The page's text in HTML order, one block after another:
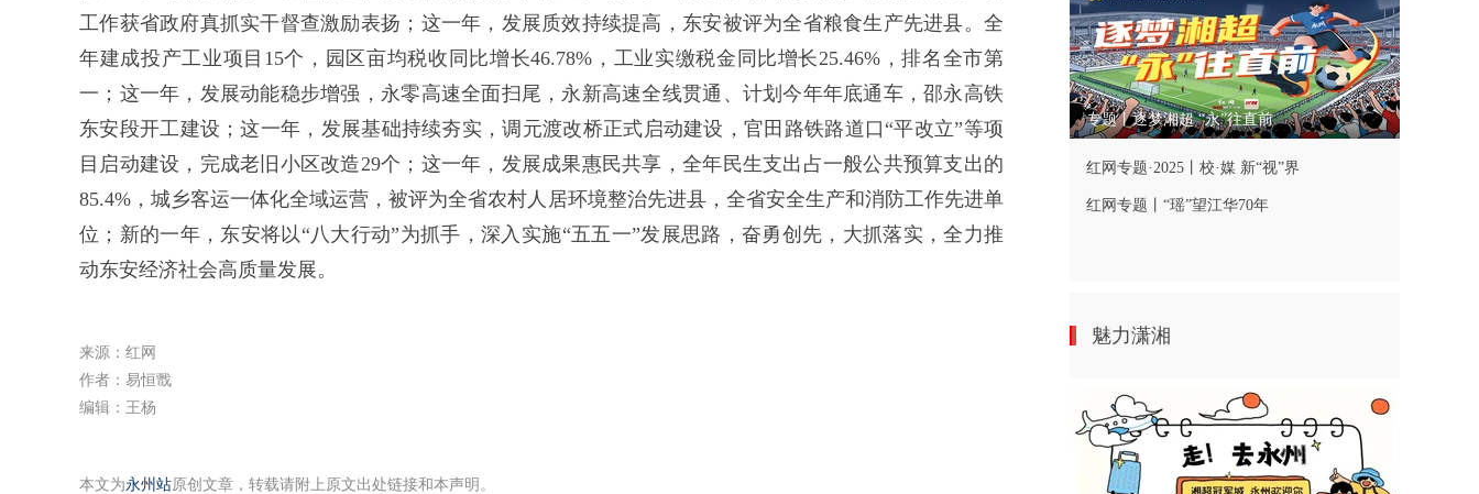
工作获省政府真抓实干督查激励表扬；这一年，发展质效持续提高，东安被评为全省粮食生产先进县。全
年建成投产工业项目15个，园区亩均税收同比增长46.78%，工业实缴税金同比增长25.46%，排名全市第
一；这一年，发展动能稳步增强，永零高速全面扫尾，永新高速全线贯通、计划今年年底通车，邵永高铁
东安段开工建设；这一年，发展基础持续夯实，调元渡改桥正式启动建设，官田路铁路道口“平改立”等项
目启动建设，完成老旧小区改造29个；这一年，发展成果惠民共享，全年民生支出占一般公共预算支出的
85.4%，城乡客运一体化全域运营，被评为全省农村人居环境整治先进县，全省安全生产和消防工作先进单
位；新的一年，东安将以“八大行动”为抓手，深入实施“五五一”发展思路，奋勇创先，大抓落实，全力推
动东安经济社会高质量发展。
来源：红网
作者：易恒戬
编辑：王杨
本文为永州站原创文章，转载请附上原文出处链接和本声明。
专题丨逐梦湘超 “永”往直前
红网专题·2025丨校·媒 新“视”界
红网专题丨“瑶”望江华70年
魅力潇湘